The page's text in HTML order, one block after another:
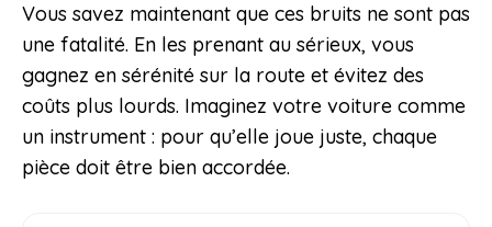
Vous savez maintenant que ces bruits ne sont pas
une fatalité. En les prenant au sérieux, vous
gagnez en sérénité sur la route et évitez des
coûts plus lourds. Imaginez votre voiture comme
un instrument : pour qu’elle joue juste, chaque
pièce doit être bien accordée.